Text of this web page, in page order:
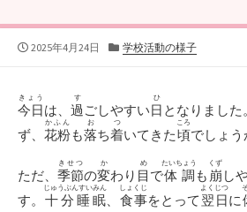
公
2025年4月24日
カ
ー
学校活動の様子
今日
きょう
は、 過
す
ごしやすい日
ひ
となりました。
ず、 花粉
かふん
も落
お
ち着
つ
いてきた頃
ころ
でしょう
ただ、 季節
きせつ
の変
か
わり 目
め
で体調
たいちょう
も 崩
くず
し
す。 十分睡眠
じゅうぶんすいみん
、 食事
しょくじ
をとって 翌日
よくじつ
に